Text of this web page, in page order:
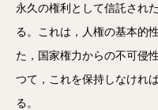
永久の権利として信託され
る。これは，人権の基本的
た，国家権力からの不可侵
つて，これを保持しなけれ
る。